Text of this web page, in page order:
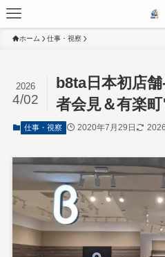
ホーム 仕事・視察
b8ta日本初店
者会見＆有楽
2026
4/02
仕事・視察 2020年7月29日